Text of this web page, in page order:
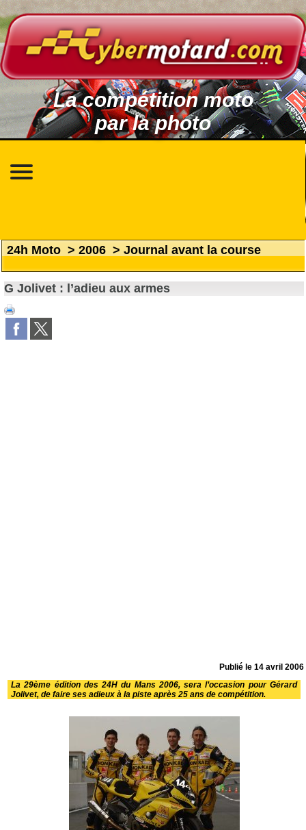
La compétition moto
par la photo
24h Moto > 2006 > Journal avant la course
G Jolivet : l’adieu aux armes
Publié le14 avril 2006
La 29ème édition des 24H du Mans 2006, sera l’occasion pour Gérard
Jolivet, de faire ses adieux à la piste après 25 ans de compétition.